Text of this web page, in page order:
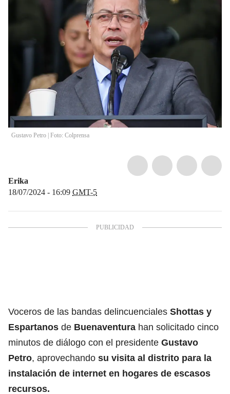
Gustavo Petro | Foto: Colprensa
Erika
18/07/2024 - 16:09 GMT-5
Voceros de las bandas delincuenciales Shottas y
Espartanos de Buenaventura han solicitado cinco
minutos de diálogo con el presidente Gustavo
Petro, aprovechando su visita al distrito para la
instalación de internet en hogares de escasos
recursos.